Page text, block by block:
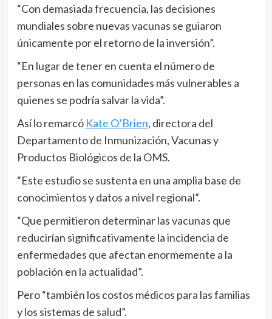
“Con demasiada frecuencia, las decisiones
mundiales sobre nuevas vacunas se guiaron
únicamente por el retorno de la inversión”.
“En lugar de tener en cuenta el número de
personas en las comunidades más vulnerables a
quienes se podría salvar la vida”.
Así lo remarcó Kate O’Brien, directora del
Departamento de Inmunización, Vacunas y
Productos Biológicos de la OMS.
“Este estudio se sustenta en una amplia base de
conocimientos y datos a nivel regional”.
“Que permitieron determinar las vacunas que
reducirían significativamente la incidencia de
enfermedades que afectan enormemente a la
población en la actualidad”.
Pero “también los costos médicos para las familias
y los sistemas de salud”.